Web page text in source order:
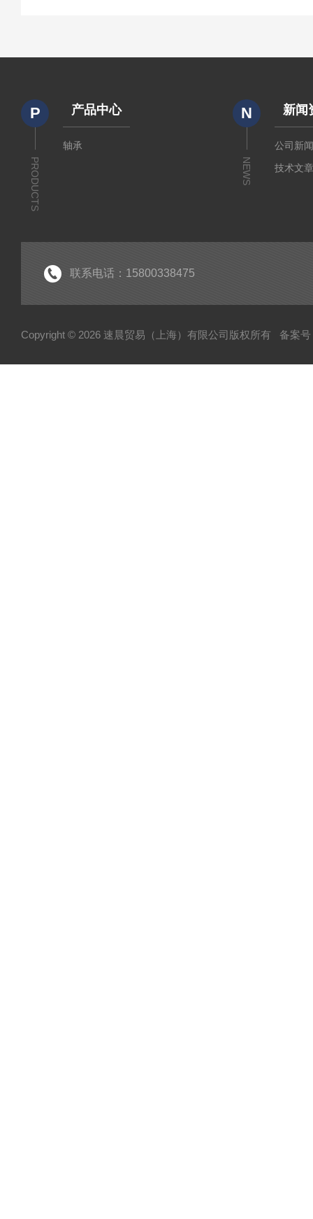
P
PRODUCTS
产品中心
轴承
N
NEWS
新闻
公司新
技术文
联系电话：15800338475
Copyright © 2026 速晨贸易（上海）有限公司版权所有 备案号